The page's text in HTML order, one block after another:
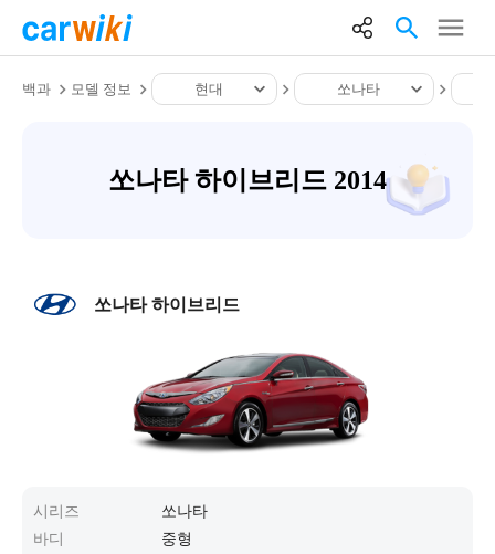
백과 모델 정보 현대 쏘나타
쏘나타 하이브리드 2014
쏘나타 하이브리드
시리즈
쏘나타
바디
중형